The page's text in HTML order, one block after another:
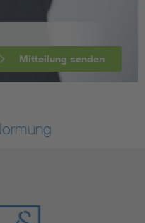
Mitteilung senden